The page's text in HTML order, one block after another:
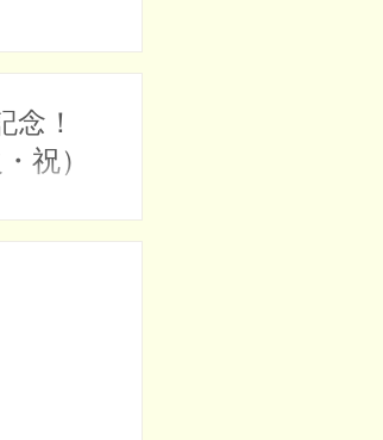
！
祝）